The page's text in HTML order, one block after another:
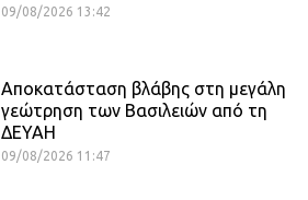
09/08/2026 13:42
Αποκατάσταση βλάβης στη μεγάλη
γεώτρηση των Βασιλειών από τη
ΔΕΥΑΗ
09/08/2026 11:47